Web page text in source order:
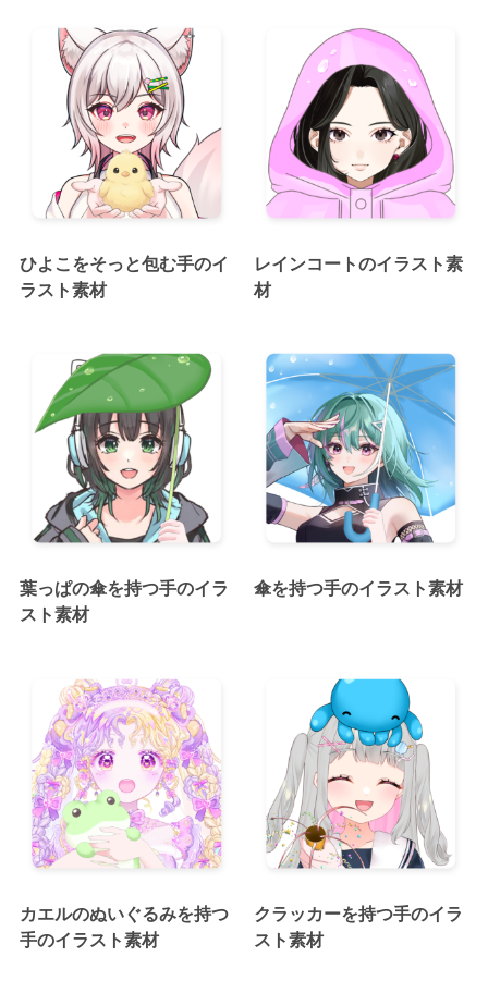
ひよこをそっと包む手のイ
ラスト素材
レインコートのイラスト素
材
葉っぱの傘を持つ手のイラ
スト素材
傘を持つ手のイラスト素材
カエルのぬいぐるみを持つ
手のイラスト素材
クラッカーを持つ手のイラ
スト素材